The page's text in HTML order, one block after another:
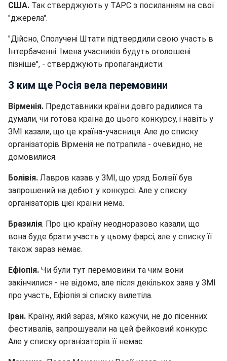
США. Так стверджують у ТАРС з посиланням на свої
"джерела".
"Дійсно, Сполучені Штати підтвердили свою участь в
Інтербаченні. Імена учасників будуть оголошені
пізніше", - стверджують пропагандисти.
З ким ще Росія вела перемовини
Вірменія. Представники країни довго радилися та
думали, чи готова країна до цього конкурсу, і навіть у
ЗМІ казали, що це країна-учасниця. Але до списку
організаторів Вірменія не потрапила - очевидно, не
домовилися.
Болівія. Лавров казав у ЗМІ, що уряд Болівії був
запрошений на дебют у конкурсі. Але у списку
організаторів цієї країни нема.
Бразилія. Про цю країну неодноразово казали, що
вона буде брати участь у цьому фарсі, але у списку її
також зараз немає.
Ефіопія. Чи були тут перемовини та чим вони
закінчилися - не відомо, але після декількох заяв у ЗМІ
про участь, Ефіопія зі списку вилетіла.
Іран. Країну, якій зараз, м'яко кажучи, не до пісенних
фестивалів, запрошували на цей фейковий конкурс.
Але у списку організаторів її немає.